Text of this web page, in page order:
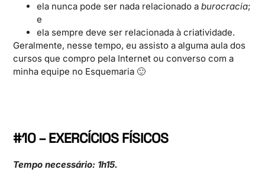
ela nunca pode ser nada relacionado aburocracia;
e
ela sempre deve ser relacionada à criatividade.
Geralmente, nesse tempo, eu assisto a alguma aula dos
cursos que compro pela Internet ou converso com a
minha equipe no Esquemaria 🙂
#10 – EXERCÍCIOS FÍSICOS
Tempo necessário: 1h15.